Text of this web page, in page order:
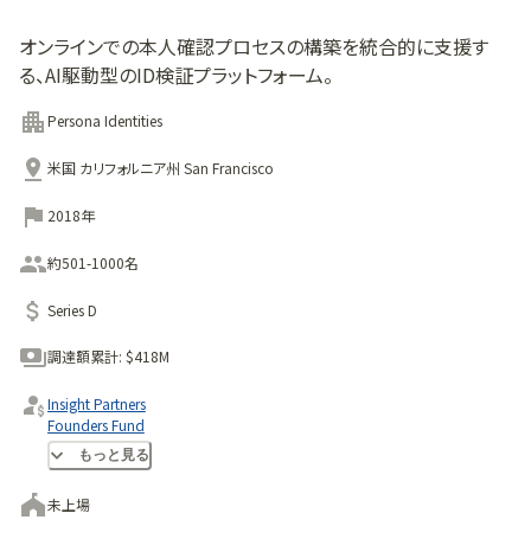
オンラインでの本人確認プロセスの構築を統合的に支援す
る、AI駆動型のID検証プラットフォーム。
Persona Identities
米国 カリフォルニア州 San Francisco
2018年
約501-1000名
Series D
調達額累計: $418M
Insight Partners
Founders Fund
Kleiner Perkins
もっと見る
未上場